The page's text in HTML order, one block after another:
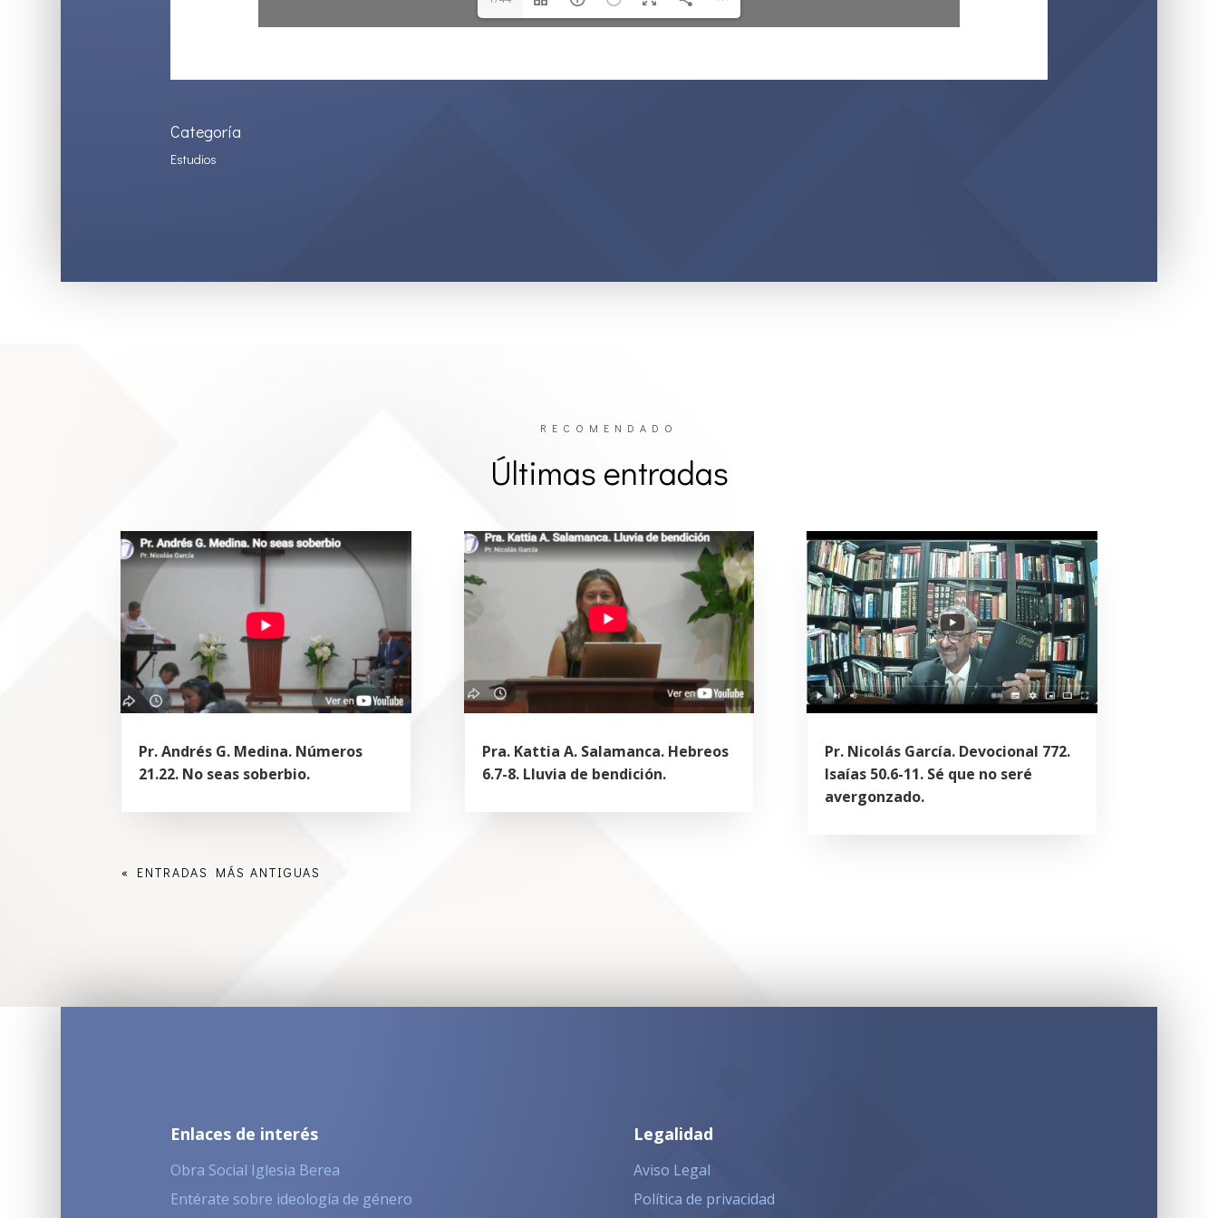
Categoría
Estudios
RECOMENDADO
Últimas entradas
Pr. Andrés G. Medina. Números
21.22. No seas soberbio.
Pra. Kattia A. Salamanca. Hebreos
6.7-8. Lluvia de bendición.
Pr. Nicolás García. Devocional 772.
Isaías 50.6-11. Sé que no seré
avergonzado.
« ENTRADAS MÁS ANTIGUAS
Enlaces de interés
Obra Social Iglesia Berea
Entérate sobre ideología de género
Legalidad
Aviso Legal
Política de privacidad